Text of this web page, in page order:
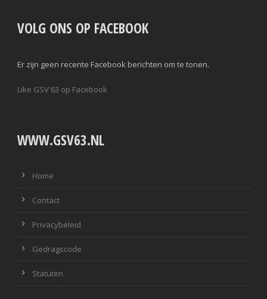
VOLG ONS OP FACEBOOK
Er zijn geen recente Facebook berichten om te tonen.
Like GSV'63 op Facebook
WWW.GSV63.NL
Home
Contact
Privacybeleid
Gedragscode
Statuten